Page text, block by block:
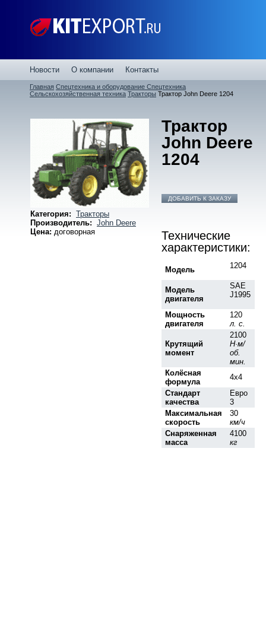
Новости О компании Контакты
Главная Спецтехника и оборудование Спецтехника
Сельскохозяйственная техника Тракторы Трактор John Deere 1204
Категория: Тракторы
Производитель: John Deere
Цена: договорная
Трактор
John Deere
1204
ДОБАВИТЬ К ЗАКАЗУ
Технические
характеристики:
Модель 1204
Модель
двигателя
SAE
J1995
Мощность
двигателя
120
л. с.
Крутящий
момент
2100
Н·м/
об.
мин.
Колёсная
формула
4x4
Стандарт
качества
Евро
3
Максимальная
скорость
30
км/ч
Снаряженная
масса
4100
кг